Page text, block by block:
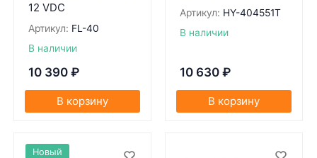
12 VDC
Артикул: FL-40
В наличии
10 390 ₽
В корзину
Артикул: HY-404551T
В наличии
10 630 ₽
В корзину
Новый